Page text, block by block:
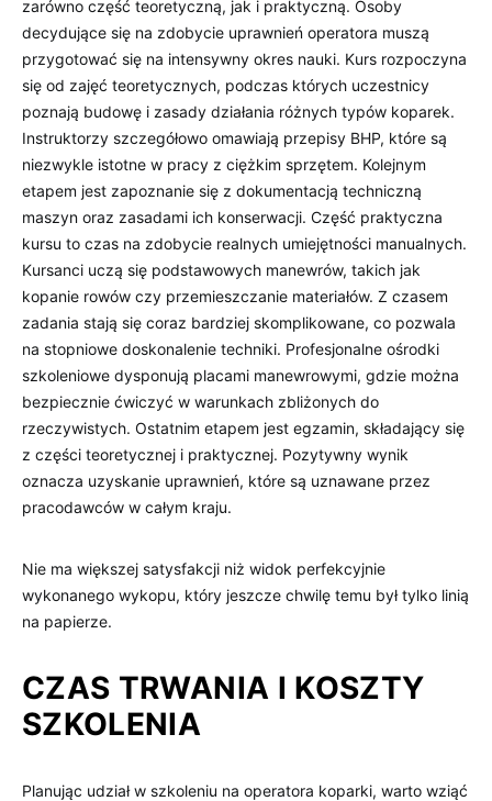
zarówno część teoretyczną, jak i praktyczną. Osoby
decydujące się na zdobycie uprawnień operatora muszą
przygotować się na intensywny okres nauki. Kurs rozpoczyna
się od zajęć teoretycznych, podczas których uczestnicy
poznają budowę i zasady działania różnych typów koparek.
Instruktorzy szczegółowo omawiają przepisy BHP, które są
niezwykle istotne w pracy z ciężkim sprzętem. Kolejnym
etapem jest zapoznanie się z dokumentacją techniczną
maszyn oraz zasadami ich konserwacji. Część praktyczna
kursu to czas na zdobycie realnych umiejętności manualnych.
Kursanci uczą się podstawowych manewrów, takich jak
kopanie rowów czy przemieszczanie materiałów. Z czasem
zadania stają się coraz bardziej skomplikowane, co pozwala
na stopniowe doskonalenie techniki. Profesjonalne ośrodki
szkoleniowe dysponują placami manewrowymi, gdzie można
bezpiecznie ćwiczyć w warunkach zbliżonych do
rzeczywistych. Ostatnim etapem jest egzamin, składający się
z części teoretycznej i praktycznej. Pozytywny wynik
oznacza uzyskanie uprawnień, które są uznawane przez
pracodawców w całym kraju.
Nie ma większej satysfakcji niż widok perfekcyjnie
wykonanego wykopu, który jeszcze chwilę temu był tylko linią
na papierze.
CZAS TRWANIA I KOSZTY
SZKOLENIA
Planując udział w szkoleniu na operatora koparki, warto wziąć